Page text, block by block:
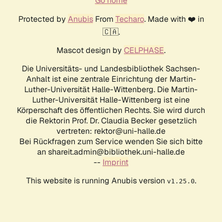
Protected by AnubisFrom Techaro. Made with ❤️ in
🇨🇦.
Mascot design by CELPHASE.
Die Universitäts- und Landesbibliothek Sachsen-
Anhalt ist eine zentrale Einrichtung der Martin-
Luther-Universität Halle-Wittenberg. Die Martin-
Luther-Universität Halle-Wittenberg ist eine
Körperschaft des öffentlichen Rechts. Sie wird durch
die Rektorin Prof. Dr. Claudia Becker gesetzlich
vertreten: rektor@uni-halle.de
Bei Rückfragen zum Service wenden Sie sich bitte
an shareit.admin@bibliothek.uni-halle.de
-- Imprint
This website is running Anubis version v1.25.0.